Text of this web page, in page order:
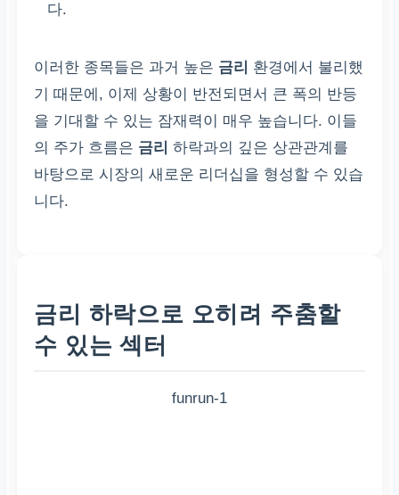
다.
이러한 종목들은 과거 높은 금리 환경에서 불리했
기 때문에, 이제 상황이 반전되면서 큰 폭의 반등
을 기대할 수 있는 잠재력이 매우 높습니다. 이들
의 주가 흐름은 금리 하락과의 깊은 상관관계를
바탕으로 시장의 새로운 리더십을 형성할 수 있습
니다.
금리 하락으로 오히려 주춤할
수 있는 섹터
funrun-1